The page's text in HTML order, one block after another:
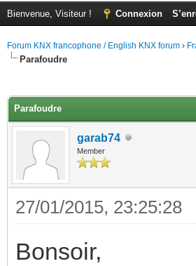
Bienvenue, Visiteur ! Connexion
Forum KNX francophone / English KNX forum ›
Parafoudre
Parafoudre
garab74
Member
27/01/2015, 23:25:28
Bonsoir,